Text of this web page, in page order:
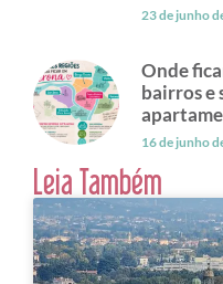
23 de junho
Onde
bairros e
16 de junho
Leia Também